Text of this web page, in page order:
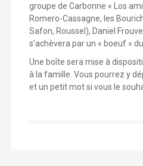
groupe de Carbonne « Los
Romero-Cassagne, les
Safon, Roussel), Daniel
s’achèvera par un « boeuf »
Une boîte sera mise à
à la famille. Vous pourrez y
et un petit mot si vous le